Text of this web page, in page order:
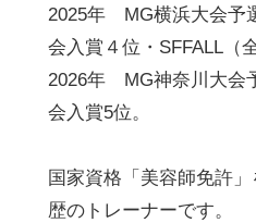
2025年　MG横浜大会予
会入賞４位・SFFALL（
2026年　MG神奈川大会
会入賞5位。
国家資格「美容師免許
歴のトレーナーです。